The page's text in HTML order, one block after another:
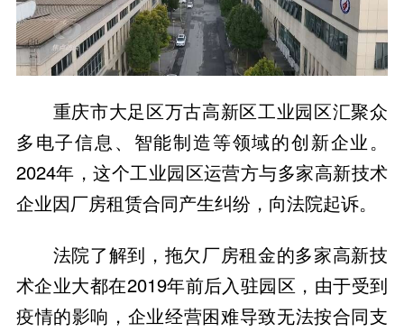
重庆市大足区万古高新区工业园区汇聚众
多电子信息、智能制造等领域的创新企业。
2024年，这个工业园区运营方与多家高新技术
企业因厂房租赁合同产生纠纷，向法院起诉。
法院了解到，拖欠厂房租金的多家高新技
术企业大都在2019年前后入驻园区，由于受到
疫情的影响，企业经营困难导致无法按合同支